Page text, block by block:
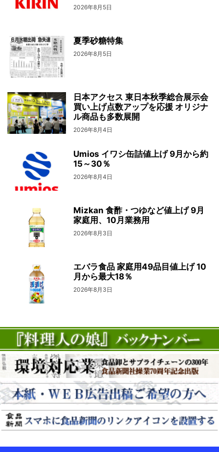
2026年8月5日
夏季砂糖特集
2026年8月5日
日本アクセス 東日本秋季総合展示会
買い上げ点数アップを応援 オリジナ
ル商品も多数展開
2026年8月4日
Umios イワシ缶詰値上げ 9月から約
15～30％
2026年8月4日
Mizkan 食酢・つゆなど値上げ 9月
家庭用、10月業務用
2026年8月3日
エバラ食品 家庭用49品目値上げ 10
月から最大18％
2026年8月3日